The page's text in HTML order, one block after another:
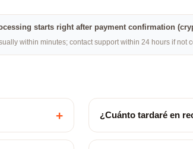
starts right after payment confirmation
within minutes; contact support within 24 hours if not
+ ¿Cuánto tardaré en